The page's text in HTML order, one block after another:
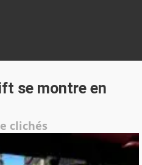
se montre en
clichés